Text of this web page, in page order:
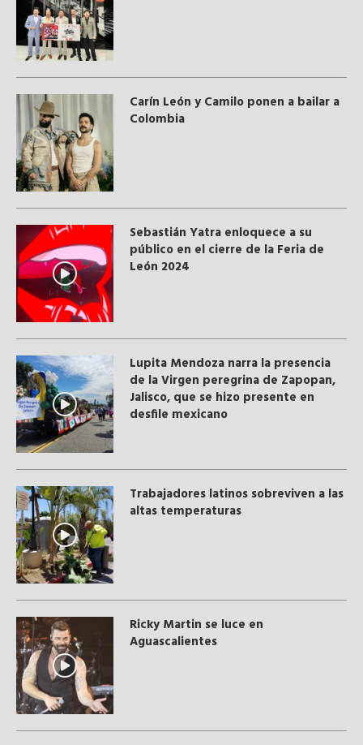
Carín León y Camilo ponen a bailar a
Colombia
Sebastián Yatra enloquece a su
público en el cierre de la Feria de
León 2024
Lupita Mendoza narra la presencia
de la Virgen peregrina de Zapopan,
Jalisco, que se hizo presente en
desfile mexicano
Trabajadores latinos sobreviven a las
altas temperaturas
Ricky Martin se luce en
Aguascalientes